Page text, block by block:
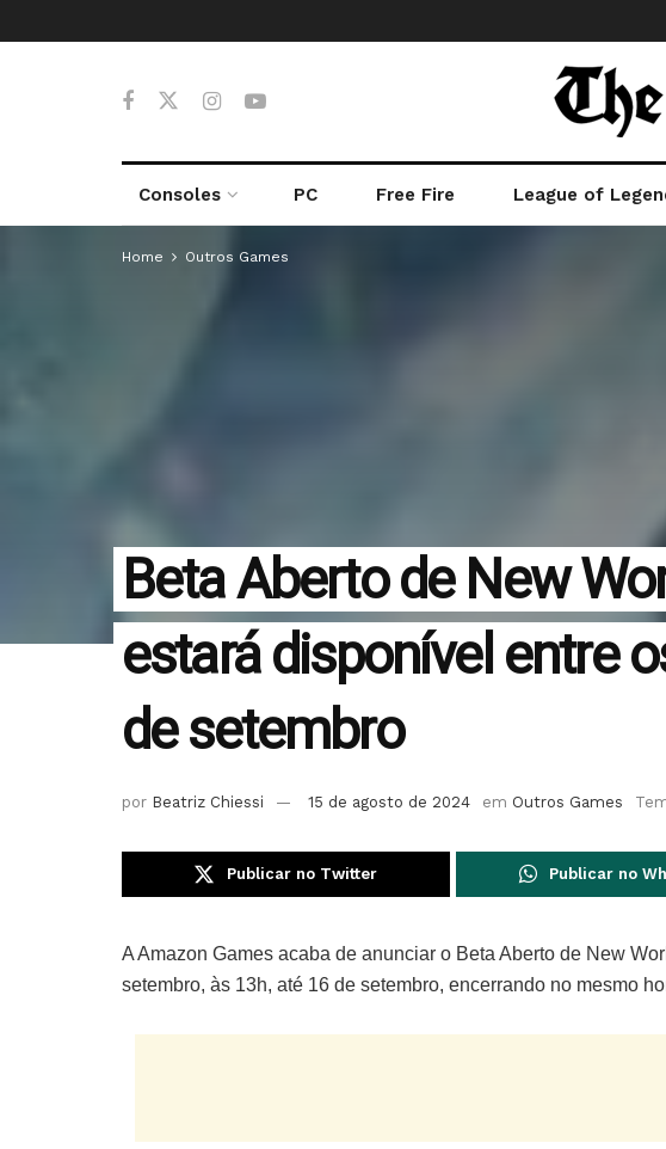
Consoles PC Free Fire League of
Home Outros Games
Beta Aberto de New
estará disponível entre
de setembro
por Beatriz Chiessi 15 de agosto de 2024 em Outros Games
Publicar no Twitter Publicar no
A Amazon Games acaba de anunciar o Beta Aberto de New
setembro, às 13h, até 16 de setembro, encerrando no mesmo